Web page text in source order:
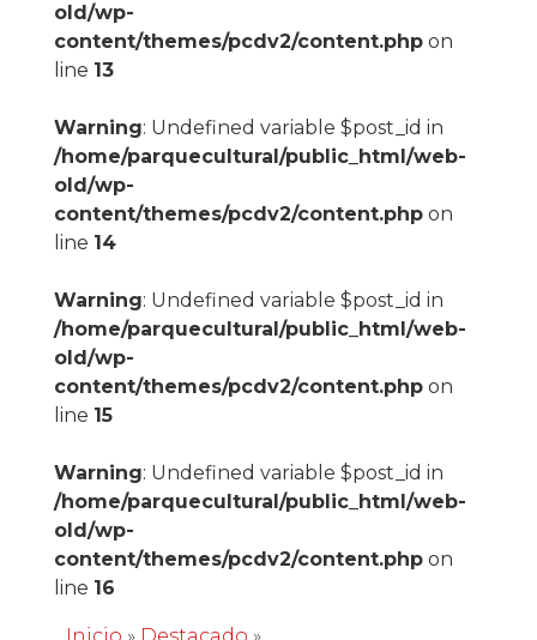
old/wp-
content/themes/pcdv2/content.phpon
line 13
Warning: Undefined variable $post_id in
/home/parquecultural/public_html/web-
old/wp-
content/themes/pcdv2/content.phpon
line 14
Warning: Undefined variable $post_id in
/home/parquecultural/public_html/web-
old/wp-
content/themes/pcdv2/content.phpon
line 15
Warning: Undefined variable $post_id in
/home/parquecultural/public_html/web-
old/wp-
content/themes/pcdv2/content.phpon
line 16